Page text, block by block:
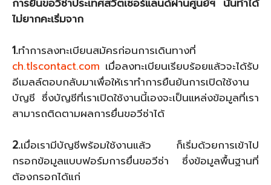
ไม่ยากคะเริ่มจาก
1.ทำการลงทะเบียนสมัครก่อนการเดินทางที่
ch.tlscontact.com เมื่อลงทะเบียนเรียบร้อยแล้วจะได้รับ
อีเมลล์ตอบกลับมาเพื่อให้เราทำการยืนยันการเปิดใช้งาน
บัญชี ซึ่งบัญชีที่เราเปิดใช้งานนี้เองจะเป็นแหล่งข้อมูลที่เรา
สามารถติดตามผลการยื่นขอวีซ่าได้
2.เมื่อเรามีบัญชีพร้อมใช้งานแล้ว ก็เริ่มด้วยการเข้าไป
กรอกข้อมูลแบบฟอร์มการยื่นขอวีซ่า ซึ่งข้อมูลพื้นฐานที่
ต้องกรอกได้แก่